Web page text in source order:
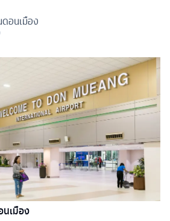
อนเมือง
นเมือง